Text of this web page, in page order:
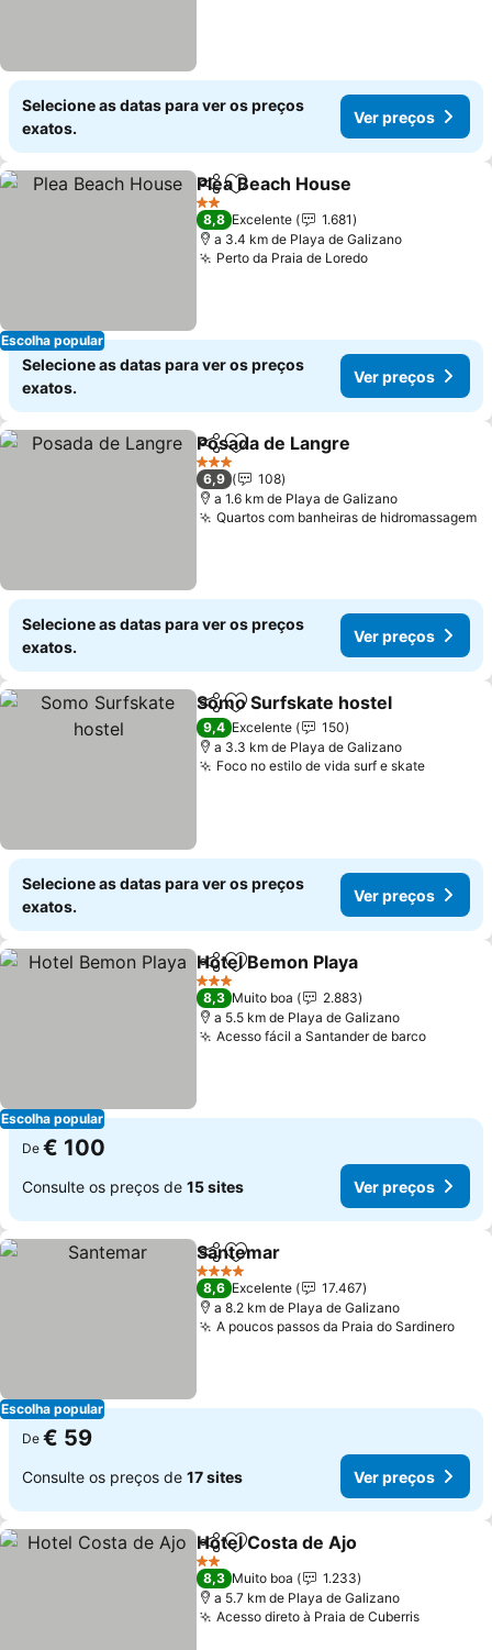
Selecione as datas para ver os preços
exatos.
Ver preços
Escolha popular
PartilharAdicionar aos favoritos
Plea Beach House
2 Estrelas
8,8 Excelente
1.681
a 3.4 km de Playa de Galizano
Perto da Praia de Loredo
Selecione as datas para ver os preços
exatos.
Ver preços
PartilharAdicionar aos favoritos
Posada de Langre
3 Estrelas
6,9
108
a 1.6 km de Playa de Galizano
Quartos com banheiras de hidromassagem
Selecione as datas para ver os preços
exatos.
Ver preços
PartilharAdicionar aos favoritos
Somo Surfskate hostel
9,4 Excelente
150
a 3.3 km de Playa de Galizano
Foco no estilo de vida surf e skate
Selecione as datas para ver os preços
exatos.
Ver preços
Escolha popular
PartilharAdicionar aos favoritos
Hotel Bemon Playa
3 Estrelas
8,3 Muito boa
2.883
a 5.5 km de Playa de Galizano
Acesso fácil a Santander de barco
De € 100
Consulte os preços de 15 sites Ver preços
Escolha popular
PartilharAdicionar aos favoritos
Santemar
4 Estrelas
8,6 Excelente
17.467
a 8.2 km de Playa de Galizano
A poucos passos da Praia do Sardinero
De € 59
Consulte os preços de 17 sites Ver preços
PartilharAdicionar aos favoritos
Hotel Costa de Ajo
2 Estrelas
8,3 Muito boa
1.233
a 5.7 km de Playa de Galizano
Acesso direto à Praia de Cuberris